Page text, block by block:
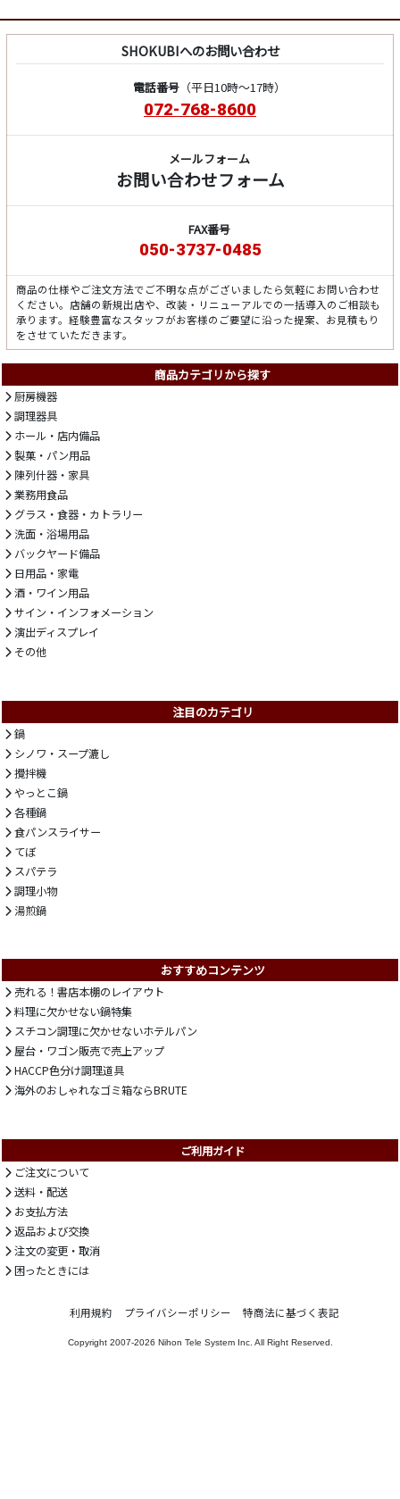
SHOKUBIへのお問い合わせ
電話番号（平日10時～17時）
072-768-8600
メールフォーム
お問い合わせフォーム
FAX番号
050-3737-0485
商品の仕様やご注文方法でご不明な点がございましたら気軽にお問い合わせ
ください。店舗の新規出店や、改装・リニューアルでの一括導入のご相談も
承ります。経験豊富なスタッフがお客様のご要望に沿った提案、お見積もり
をさせていただきます。
商品カテゴリから探す
厨房機器
調理器具
ホール・店内備品
製菓・パン用品
陳列什器・家具
業務用食品
グラス・食器・カトラリー
洗面・浴場用品
バックヤード備品
日用品・家電
酒・ワイン用品
サイン・インフォメーション
演出ディスプレイ
その他
注目のカテゴリ
鍋
シノワ・スープ漉し
攪拌機
やっとこ鍋
各種鍋
食パンスライサー
てぼ
スパテラ
調理小物
湯煎鍋
おすすめコンテンツ
売れる！書店本棚のレイアウト
料理に欠かせない鍋特集
スチコン調理に欠かせないホテルパン
屋台・ワゴン販売で売上アップ
HACCP色分け調理道具
海外のおしゃれなゴミ箱ならBRUTE
ご利用ガイド
ご注文について
送料・配送
お支払方法
返品および交換
注文の変更・取消
困ったときには
利用規約 プライバシーポリシー 特商法に基づく表記
Copyright 2007-2026 Nihon Tele System Inc. All Right Reserved.